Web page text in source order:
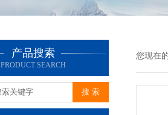
产品搜索
PRODUCT SEARCH
您现在